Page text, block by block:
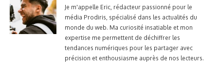
Je m'appelle Eric, rédacteur passionné pour le
média Prodiris, spécialisé dans les actualités du
monde du web. Ma curiosité insatiable et mon
expertise me permettent de déchiffrer les
tendances numériques pour les partager avec
précision et enthousiasme auprès de nos lecteurs.